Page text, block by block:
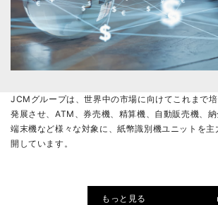
JCMグループは、世界中の市場に向けてこれまで
発展させ、ATM、券売機、精算機、自動販売機、
端末機など様々な対象に、紙幣識別機ユニットを主
開しています。
もっと見る